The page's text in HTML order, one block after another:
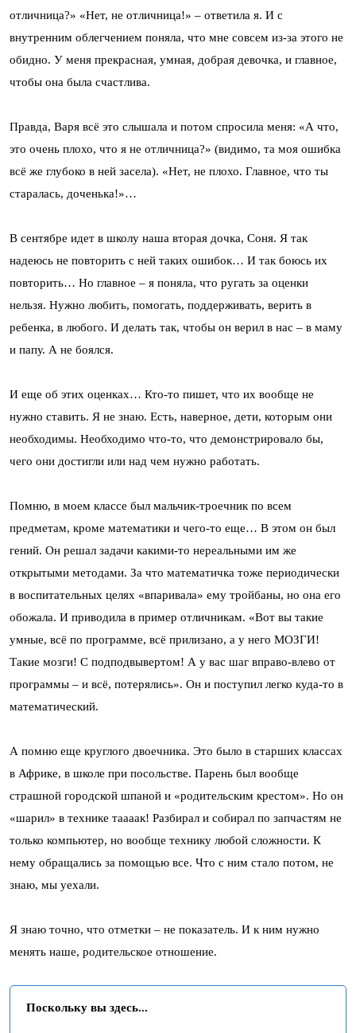
отличница?» «Нет, не отличница!» – ответила я. И с
внутренним облегчением поняла, что мне совсем из-за этого не
обидно. У меня прекрасная, умная, добрая девочка, и главное,
чтобы она была счастлива.
Правда, Варя всё это слышала и потом спросила меня: «А что,
это очень плохо, что я не отличница?» (видимо, та моя ошибка
всё же глубоко в ней засела). «Нет, не плохо. Главное, что ты
старалась, доченька!»…
В сентябре идет в школу наша вторая дочка, Соня. Я так
надеюсь не повторить с ней таких ошибок… И так боюсь их
повторить… Но главное – я поняла, что ругать за оценки
нельзя. Нужно любить, помогать, поддерживать, верить в
ребенка, в любого. И делать так, чтобы он верил в нас – в маму
и папу. А не боялся.
И еще об этих оценках… Кто-то пишет, что их вообще не
нужно ставить. Я не знаю. Есть, наверное, дети, которым они
необходимы. Необходимо что-то, что демонстрировало бы,
чего они достигли или над чем нужно работать.
Помню, в моем классе был мальчик-троечник по всем
предметам, кроме математики и чего-то еще… В этом он был
гений. Он решал задачи какими-то нереальными им же
открытыми методами. За что математичка тоже периодически
в воспитательных целях «впаривала» ему тройбаны, но она его
обожала. И приводила в пример отличникам. «Вот вы такие
умные, всё по программе, всё прилизано, а у него МОЗГИ!
Такие мозги! С подподвывертом! А у вас шаг вправо-влево от
программы – и всё, потерялись». Он и поступил легко куда-то в
математический.
А помню еще круглого двоечника. Это было в старших классах
в Африке, в школе при посольстве. Парень был вообще
страшной городской шпаной и «родительским крестом». Но он
«шарил» в технике таааак! Разбирал и собирал по запчастям не
только компьютер, но вообще технику любой сложности. К
нему обращались за помощью все. Что с ним стало потом, не
знаю, мы уехали.
Я знаю точно, что отметки – не показатель. И к ним нужно
менять наше, родительское отношение.
Поскольку вы здесь...